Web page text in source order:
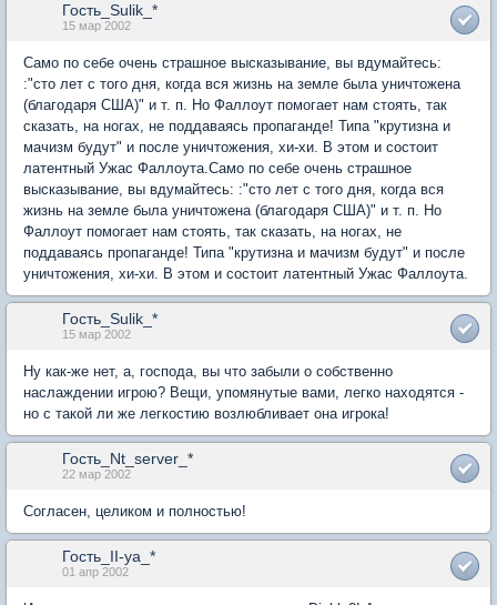
Гость_Sulik_*
15 мар 2002
Само по себе очень страшное высказывание, вы вдумайтесь:
:"сто лет с того дня, когда вся жизнь на земле была уничтожена
(благодаря США)" и т. п. Но Фаллоут помогает нам стоять, так
сказать, на ногах, не поддаваясь пропаганде! Типа "крутизна и
мачизм будут" и после уничтожения, хи-хи. В этом и состоит
латентный Ужас Фаллоута.Само по себе очень страшное
высказывание, вы вдумайтесь: :"сто лет с того дня, когда вся
жизнь на земле была уничтожена (благодаря США)" и т. п. Но
Фаллоут помогает нам стоять, так сказать, на ногах, не
поддаваясь пропаганде! Типа "крутизна и мачизм будут" и после
уничтожения, хи-хи. В этом и состоит латентный Ужас Фаллоута.
Гость_Sulik_*
15 мар 2002
Ну как-же нет, а, господа, вы что забыли о собственно
наслаждении игрою? Вещи, упомянутые вами, легко находятся -
но с такой ли же легкостию возлюбливает она игрока!
Гость_Nt_server_*
22 мар 2002
Согласен, целиком и полностью!
Гость_II-ya_*
01 апр 2002